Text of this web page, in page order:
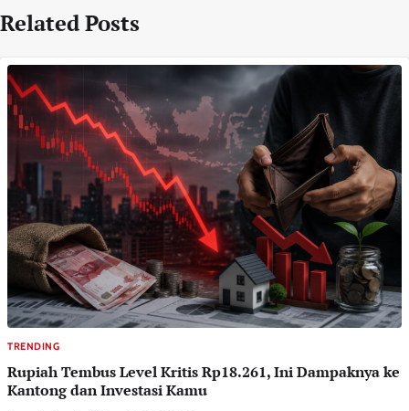
Related Posts
TRENDING
Rupiah Tembus Level Kritis Rp18.261, Ini Dampaknya ke
Kantong dan Investasi Kamu